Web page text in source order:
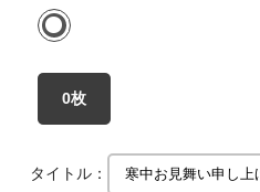
お問い合わせ
0枚
タイトル：